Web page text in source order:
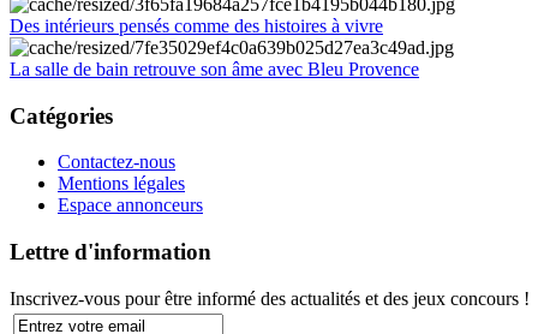
Des intérieurs pensés comme des histoires à vivre
La salle de bain retrouve son âme avec Bleu Provence
Catégories
Contactez-nous
Mentions légales
Espace annonceurs
Lettre d'information
Inscrivez-vous pour être informé des actualités et des jeux concours !